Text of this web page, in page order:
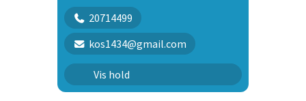
20714499
kos1434@gmail.com
Vis hold
Rally konkurrence begynder